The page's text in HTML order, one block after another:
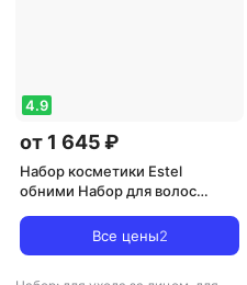
4.9
от 1 645 ₽
Набор косметики Estel
обними Набор для волос
комфорт + кондиционер-
восстановление + сыворотка-
Все цены2